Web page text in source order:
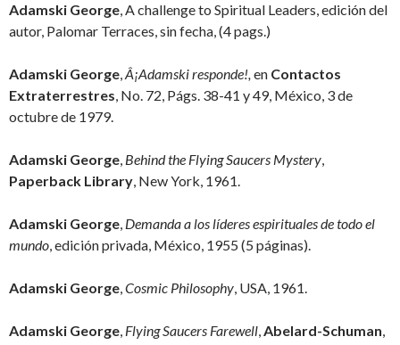
Adamski George, A challenge to Spiritual Leaders, edición del
autor, Palomar Terraces, sin fecha, (4 pags.)
Adamski George,Â¡Adamski responde!, en Contactos
Extraterrestres, No. 72, Págs. 38-41 y 49, México, 3 de
octubre de 1979.
Adamski George, Behind the Flying Saucers Mystery,
Paperback Library, New York, 1961.
Adamski George, Demanda a los líderes espirituales de todo el
mundo, edición privada, México, 1955 (5 páginas).
Adamski George,Cosmic Philosophy, USA, 1961.
Adamski George, Flying Saucers Farewell,Abelard-Schuman,